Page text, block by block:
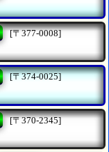
[〒377-0008]
[〒374-0025]
[〒370-2345]